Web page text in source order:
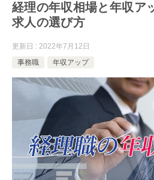
経理の年収相場と年収ア
求人の選び方
更新日 : 2022年7月12日
事務職
年収アップ